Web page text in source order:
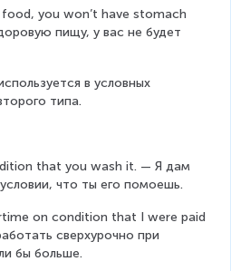
you won’t have stomach
пищу, у вас не будет
в условных
типа.
that you wash it. — Я дам
что ты его помоешь.
on condition that I were paid
сверхурочно при
бы больше.